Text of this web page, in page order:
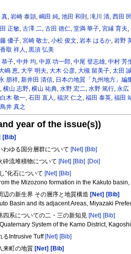
真,岩崎 泰頴,嶋田 純,池田 和則 ,滝川 清,西田
正敏,古澤 二,古田 徳仁,堂満 華子,宮縁 育夫,
優子,宮崎 敬士,小松 俊文,岩本 はるか,岩野
香取 祥人 , 黒須 弘美
恭子,中井 均,中原 功一郎,中尾 登志雄,中村 芳
嶋 恵, 大平 明夫, 大木 公彦, 大槻 留美子, 太田
朋祥, 新井田 清信, 日本の地質「九州地方」編
, 横山 志野, 横山 祐典, 水野 宏二, 水野 篤行, 永広
白木 敬一, 石田 直人 , 福沢 仁之 , 福田 泰英, 福田
鳥井 真之
year of the issue(s))
[Bib]
わゆる国分層群について[Net] [Bib]
砕流堆積物について[Net] [Bib] [Doi]
”化石について[Net] [Bib]
the Mizozono formation in the Kakuto
の新生界 その層序と地質構造 [Net] [Bib]
Basin and its adjacent Areas, Miyazaki
四系についての二・三の新知見 [Net] [Bib]
System of the Kamo District,
るIntrusive Tuff [Net] [Bib]
来町の地質 [Net] [Bib]